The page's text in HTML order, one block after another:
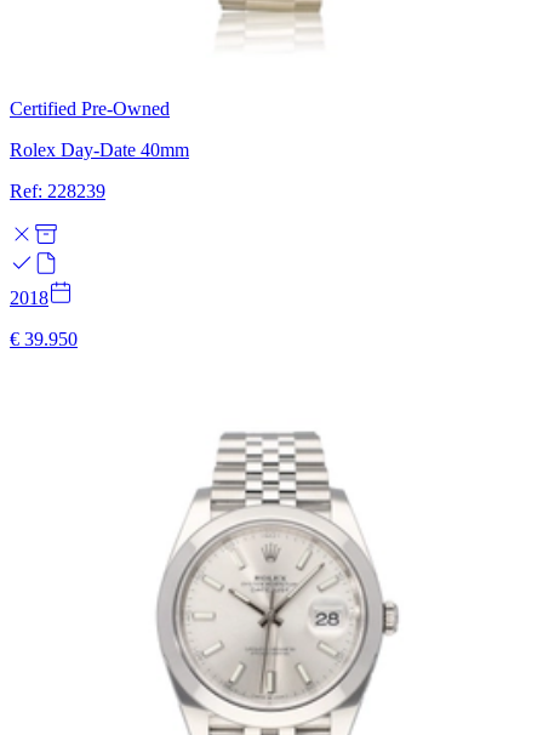
Certified Pre-Owned
Rolex Day-Date 40mm
Ref: 228239
2018
€ 39.950